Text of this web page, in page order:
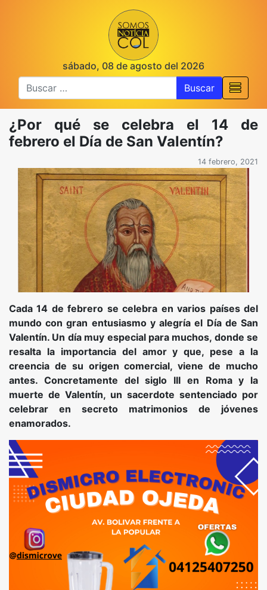
sábado, 08 de agosto del 2026
Buscar
¿Por qué se celebra el 14 de
febrero el Día de San Valentín?
14 febrero, 2021
Cada 14 de febrero se celebra en varios países del
mundo con gran entusiasmo y alegría el Día de San
Valentín. Un día muy especial para muchos, donde se
resalta la importancia del amor y que, pese a la
creencia de su origen comercial, viene de mucho
antes. Concretamente del siglo III en Roma y la
muerte de Valentín, un sacerdote sentenciado por
celebrar en secreto matrimonios de jóvenes
enamorados.